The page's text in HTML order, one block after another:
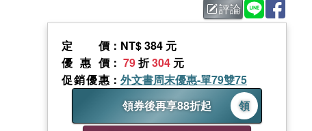
評論
定價 ：NT$ 384 元
優惠價 ： 79折304 元
促銷優惠 ： 外文書周末優惠-單79雙75
領券後再享88折起
領